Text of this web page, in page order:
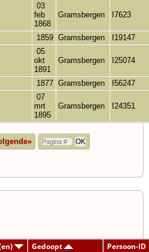
03
feb
1868
Gramsbergen I7623
1859 Gramsbergen I19147
05
okt
1891
Gramsbergen I25074
1877 Gramsbergen I56247
07
mrt
1895
Gramsbergen I24351
Gedoopt Persoon-ID